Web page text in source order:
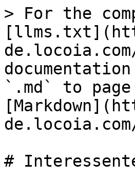
> For the
`.md` to
#